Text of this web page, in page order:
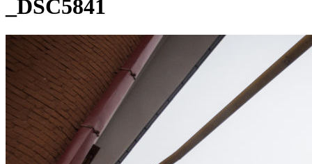
_DSC5841